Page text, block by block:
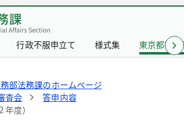
行政不服申立て 様式集 東京都行
部法務課のホームページ
査会
答申内容
度）